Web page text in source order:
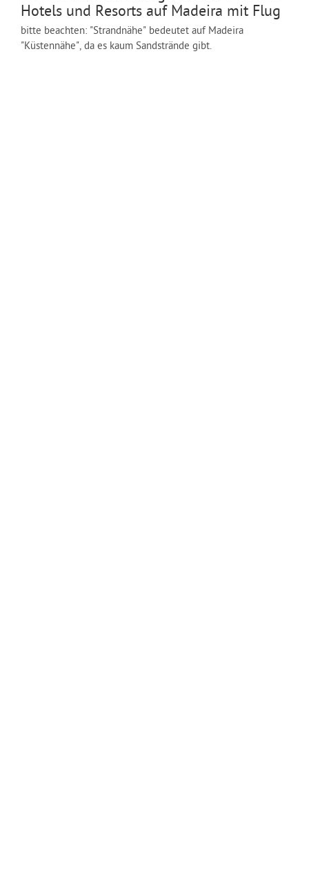
Hotels und Resorts auf Madeira mit Flug
bitte beachten: "Strandnähe" bedeutet auf Madeira
"Küstennähe", da es kaum Sandstrände gibt.